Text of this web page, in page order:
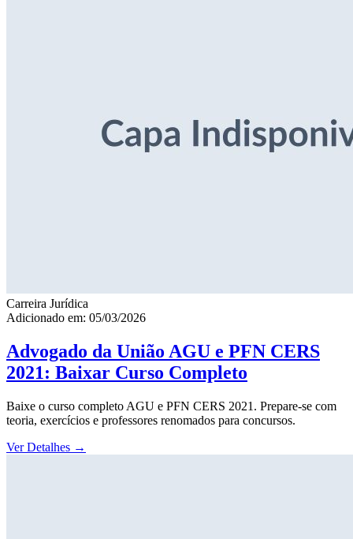
Carreira Jurídica
Adicionado em: 05/03/2026
Advogado da União AGU e PFN CERS
2021: Baixar Curso Completo
Baixe o curso completo AGU e PFN CERS 2021. Prepare-se com
teoria, exercícios e professores renomados para concursos.
Ver Detalhes →